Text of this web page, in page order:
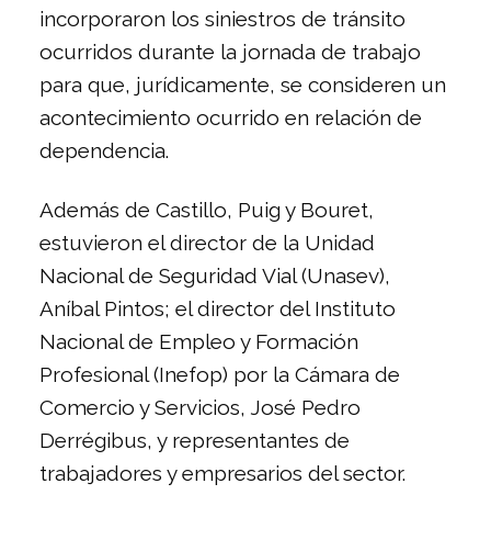
incorporaron los siniestros de tránsito
ocurridos durante la jornada de trabajo
para que, jurídicamente, se consideren un
acontecimiento ocurrido en relación de
dependencia.
Además de Castillo, Puig y Bouret,
estuvieron el director de la Unidad
Nacional de Seguridad Vial (Unasev),
Aníbal Pintos; el director del Instituto
Nacional de Empleo y Formación
Profesional (Inefop) por la Cámara de
Comercio y Servicios, José Pedro
Derrégibus, y representantes de
trabajadores y empresarios del sector.